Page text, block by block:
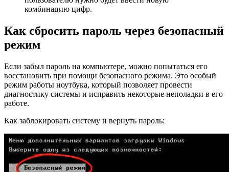
комбинацию цифр.
Как сбросить пароль через безопасный
режим
Если забыл пароль на компьютере, можно попытаться его
восстановить при помощи безопасного режима. Это особый
режим работы ноутбука, который позволяет провести
диагностику системы и исправить некоторые неполадки в его
работе.
Как заблокировать систему и вернуть пароль: